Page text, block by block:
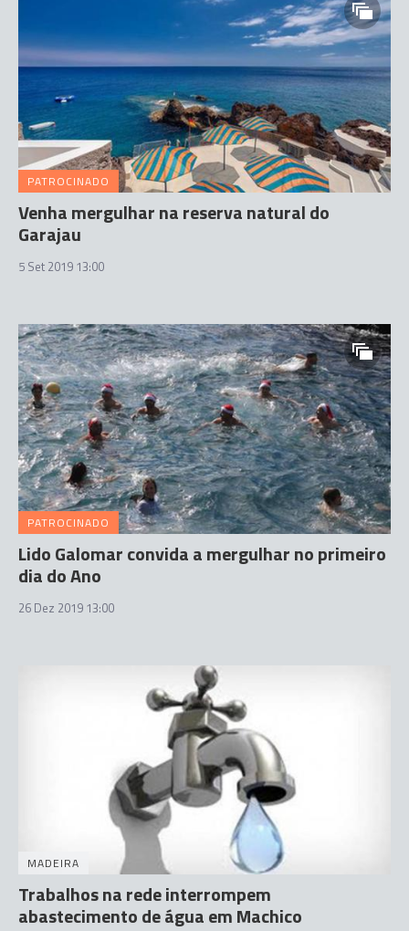
PATROCINADO
Venha mergulhar na reserva natural do
Garajau
5 Set 2019 13:00
PATROCINADO
Lido Galomar convida a mergulhar no primeiro
dia do Ano
26 Dez 2019 13:00
MADEIRA
Trabalhos na rede interrompem
abastecimento de água em Machico